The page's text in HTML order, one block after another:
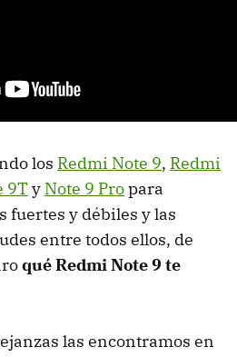
los Redmi Note 9, Redmi
9Ty Note 9 Propara
fuertes y débiles y las
entre todos ellos, de
qué Redmi Note 9 te
las encontramos en